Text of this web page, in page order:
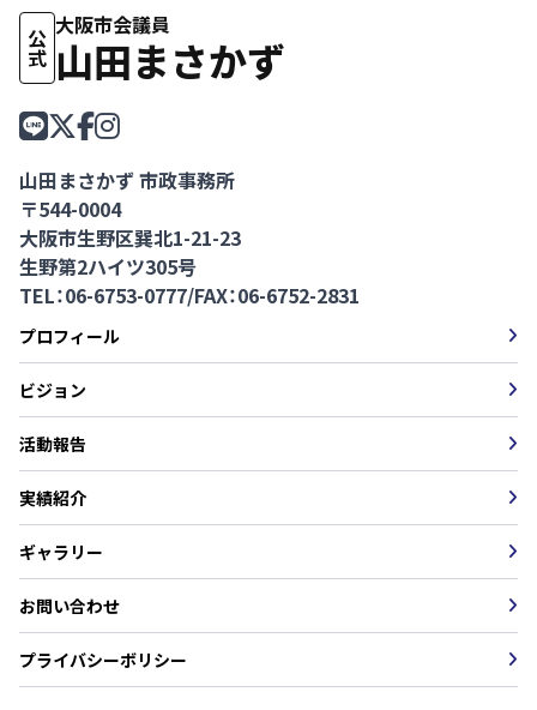
公式
大阪市会議員
山田まさかず
山田まさかず 市政事務所
〒544-0004
大阪市生野区巽北1-21-23
生野第2ハイツ305号
TEL：06-6753-0777/FAX：06-6752-2831
プロフィール
ビジョン
活動報告
実績紹介
ギャラリー
お問い合わせ
プライバシーボリシー